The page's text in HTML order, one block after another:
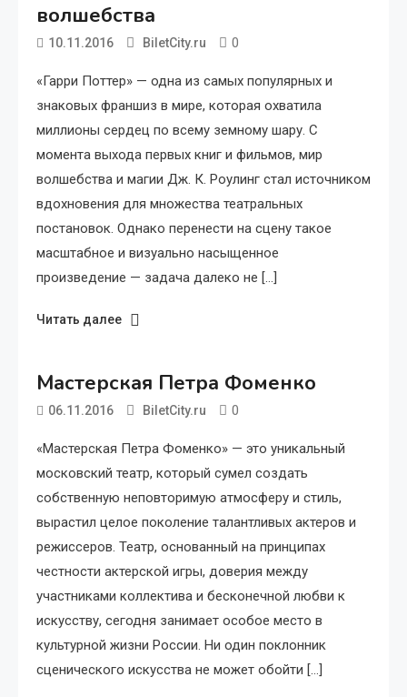
волшебства
10.11.2016 BiletCity.ru 0
«Гарри Поттер» — одна из самых популярных и
знаковых франшиз в мире, которая охватила
миллионы сердец по всему земному шару. С
момента выхода первых книг и фильмов, мир
волшебства и магии Дж. К. Роулинг стал источником
вдохновения для множества театральных
постановок. Однако перенести на сцену такое
масштабное и визуально насыщенное
произведение — задача далеко не […]
Читать далее
Мастерская Петра Фоменко
06.11.2016 BiletCity.ru 0
«Мастерская Петра Фоменко» — это уникальный
московский театр, который сумел создать
собственную неповторимую атмосферу и стиль,
вырастил целое поколение талантливых актеров и
режиссеров. Театр, основанный на принципах
честности актерской игры, доверия между
участниками коллектива и бесконечной любви к
искусству, сегодня занимает особое место в
культурной жизни России. Ни один поклонник
сценического искусства не может обойти […]